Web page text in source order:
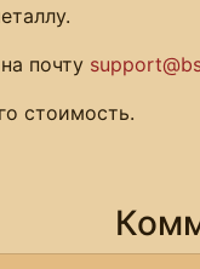
почту
стоимость.